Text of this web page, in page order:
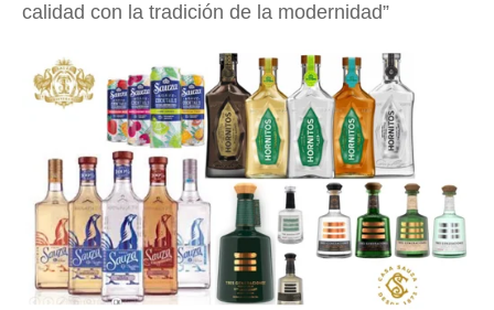
calidad con la tradición de la modernidad”